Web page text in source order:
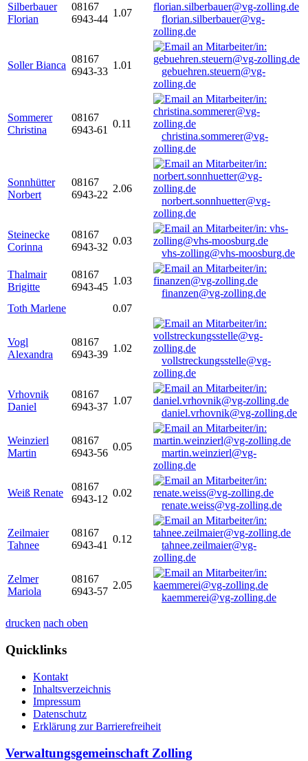
Silberbauer
Florian
08167
6943-44
1.07
florian.silberbauer@vg-
zolling.de
Soller Bianca
08167
6943-33
1.01
gebuehren.steuern@vg-
zolling.de
Sommerer
Christina
08167
6943-61
0.11
christina.sommerer@vg-
zolling.de
Sonnhütter
Norbert
08167
6943-22
2.06
norbert.sonnhuetter@vg-
zolling.de
Steinecke
Corinna
08167
6943-32
0.03
vhs-zolling@vhs-moosburg.de
Thalmair
Brigitte
08167
6943-45
1.03
finanzen@vg-zolling.de
Toth Marlene
0.07
Vogl
Alexandra
08167
6943-39
1.02
vollstreckungsstelle@vg-
zolling.de
Vrhovnik
Daniel
08167
6943-37
1.07
daniel.vrhovnik@vg-zolling.de
Weinzierl
Martin
08167
6943-56
0.05
martin.weinzierl@vg-
zolling.de
Weiß Renate
08167
6943-12
0.02
renate.weiss@vg-zolling.de
Zeilmaier
Tahnee
08167
6943-41
0.12
tahnee.zeilmaier@vg-
zolling.de
Zelmer
Mariola
08167
6943-57
2.05
kaemmerei@vg-zolling.de
drucken nach oben
Quicklinks
Kontakt
Inhaltsverzeichnis
Impressum
Datenschutz
Erklärung zur Barrierefreiheit
Verwaltungsgemeinschaft Zolling